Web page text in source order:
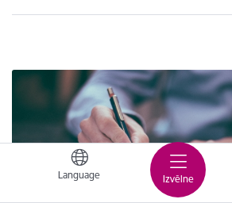
Izvēlne
Language